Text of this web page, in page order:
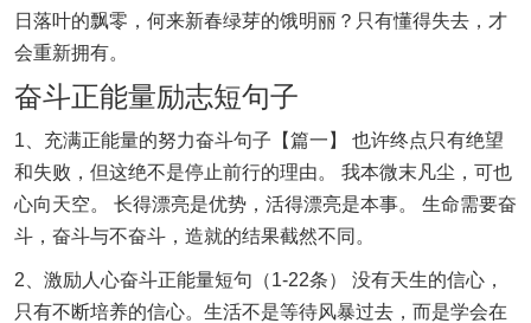
日落叶的飘零，何来新春绿芽的饿明丽？只有懂得失去，才
会重新拥有。
奋斗正能量励志短句子
1、充满正能量的努力奋斗句子【篇一】 也许终点只有绝望
和失败，但这绝不是停止前行的理由。 我本微末凡尘，可也
心向天空。 长得漂亮是优势，活得漂亮是本事。 生命需要奋
斗，奋斗与不奋斗，造就的结果截然不同。
2、激励人心奋斗正能量短句（1-22条） 没有天生的信心，
只有不断培养的信心。生活不是等待风暴过去，而是学会在